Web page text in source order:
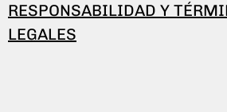
RESPONSABILIDAD Y
LEGALES